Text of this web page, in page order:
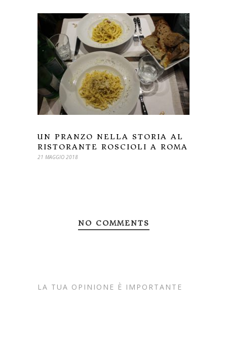
UN PRANZO NELLA STORIA AL
RISTORANTE ROSCIOLI A ROMA
21 MAGGIO 2018
NO COMMENTS
LA TUA OPINIONE È IMPORTANTE